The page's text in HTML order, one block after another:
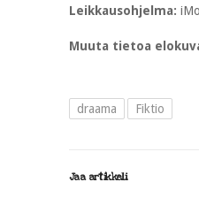
Leikkausohjelma:
Muuta tietoa
draama Fiktio
Jaa artikkeli